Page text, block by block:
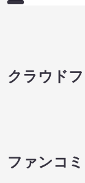
クラウド
ファンコ